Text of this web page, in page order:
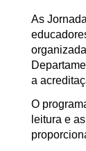
As
a
O
leitura e